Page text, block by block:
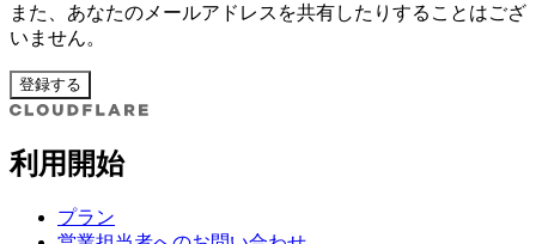
また、あなたのメールアドレスを共有したりすることはござ
いません。
登録する
利用開始
プラン